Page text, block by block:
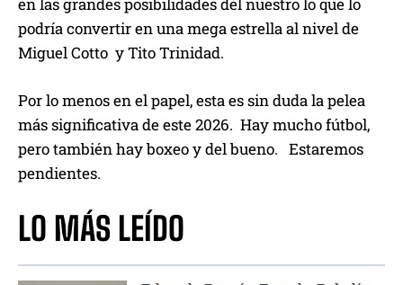
en las grandes posibilidades del nuestro lo que lo
podría convertir en una mega estrella al nivel de
Miguel Cotto y Tito Trinidad.
Por lo menos en el papel, esta es sin duda la pelea
más significativa de este 2026. Hay mucho fútbol,
pero también hay boxeo y del bueno. Estaremos
pendientes.
LO MÁS LEÍDO